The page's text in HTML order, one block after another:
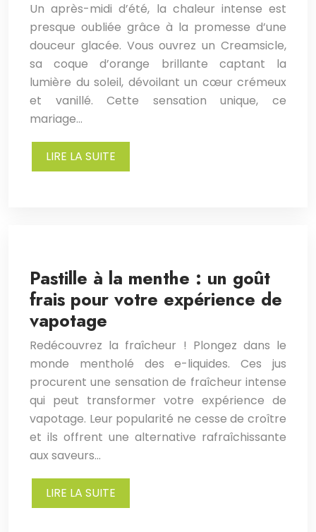
Un après-midi d’été, la chaleur intense est
presque oubliée grâce à la promesse d’une
douceur glacée. Vous ouvrez un Creamsicle,
sa coque d’orange brillante captant la
lumière du soleil, dévoilant un cœur crémeux
et vanillé. Cette sensation unique, ce
mariage…
LIRE LA SUITE
Pastille à la menthe : un goût
frais pour votre expérience de
vapotage
Redécouvrez la fraîcheur ! Plongez dans le
monde mentholé des e-liquides. Ces jus
procurent une sensation de fraîcheur intense
qui peut transformer votre expérience de
vapotage. Leur popularité ne cesse de croître
et ils offrent une alternative rafraîchissante
aux saveurs…
LIRE LA SUITE